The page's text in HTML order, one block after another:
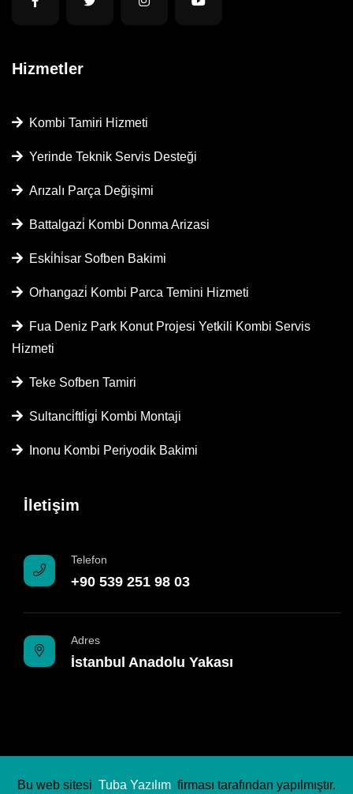
Hizmetler
Kombi Tamiri Hizmeti
Yerinde Teknik Servis Desteği
Arızalı Parça Değişimi
Battalgazi̇ Kombi Donma Arizasi
Eski̇hi̇sar Sofben Bakimi
Orhangazi̇ Kombi Parca Temini Hizmeti
Fua Deniz Park Konut Projesi Yetkili Kombi Servis
Hizmeti
Teke Sofben Tamiri
Sultanci̇ftli̇gi̇ Kombi Montaji
Inonu Kombi Periyodik Bakimi
İletişim
Telefon
+90 539 251 98 03
Adres
İstanbul Anadolu Yakası
Bu web sitesi Tuba Yazılım firması tarafından yapılmıştır.